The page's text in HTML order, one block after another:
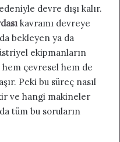
devre dışı kalır.
kavramı devreye
bekleyen ya da
ekipmanların
çevresel hem de
Peki bu süreç nasıl
ve hangi makineler
tüm bu soruların